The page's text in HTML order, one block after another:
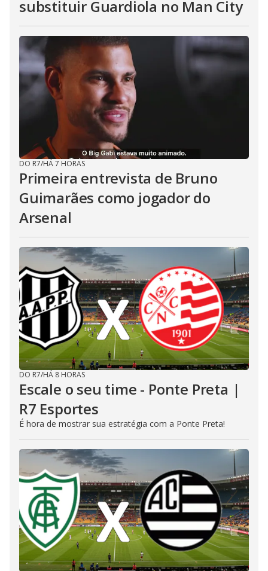
substituir Guardiola no Man City
DO R7/HÁ 7 HORAS
Primeira entrevista de Bruno
Guimarães como jogador do
Arsenal
DO R7/HÁ 8 HORAS
Escale o seu time - Ponte Preta |
R7 Esportes
É hora de mostrar sua estratégia com a Ponte Preta!